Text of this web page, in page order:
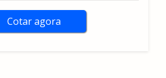
Cotar agora